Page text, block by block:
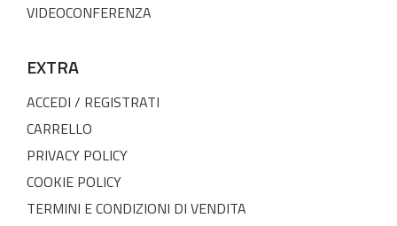
VIDEOCONFERENZA
EXTRA
ACCEDI / REGISTRATI
CARRELLO
PRIVACY POLICY
COOKIE POLICY
TERMINI E CONDIZIONI DI VENDITA